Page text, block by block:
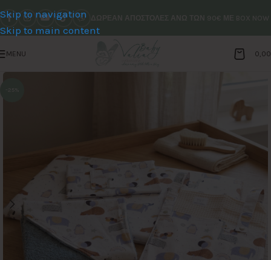
Skip to navigation
Skip to main content
MENU